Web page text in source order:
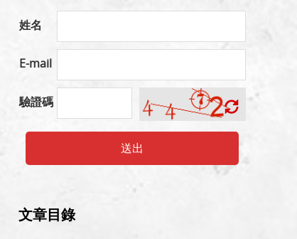
姓名
E-mail
驗證碼
送出
文章目錄